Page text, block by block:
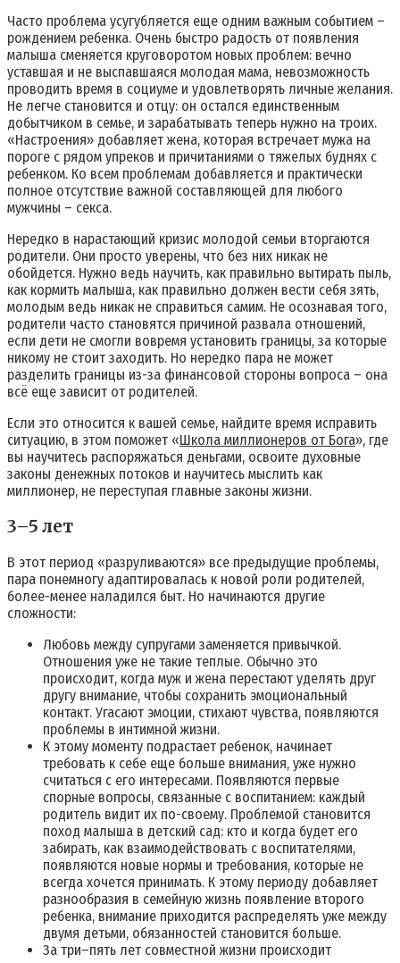
Часто проблема усугубляется еще одним важным событием –
рождением ребенка. Очень быстро радость от появления
малыша сменяется круговоротом новых проблем: вечно
уставшая и не выспавшаяся молодая мама, невозможность
проводить время в социуме и удовлетворять личные желания.
Не легче становится и отцу: он остался единственным
добытчиком в семье, и зарабатывать теперь нужно на троих.
«Настроения» добавляет жена, которая встречает мужа на
пороге с рядом упреков и причитаниями о тяжелых буднях с
ребенком. Ко всем проблемам добавляется и практически
полное отсутствие важной составляющей для любого
мужчины – секса.
Нередко в нарастающий кризис молодой семьи вторгаются
родители. Они просто уверены, что без них никак не
обойдется. Нужно ведь научить, как правильно вытирать пыль,
как кормить малыша, как правильно должен вести себя зять,
молодым ведь никак не справиться самим. Не осознавая того,
родители часто становятся причиной развала отношений,
если дети не смогли вовремя установить границы, за которые
никому не стоит заходить. Но нередко пара не может
разделить границы из-за финансовой стороны вопроса – она
всё еще зависит от родителей.
Если это относится к вашей семье, найдите время исправить
ситуацию, в этом поможет «Школа миллионеров от Бога», где
вы научитесь распоряжаться деньгами, освоите духовные
законы денежных потоков и научитесь мыслить как
миллионер, не переступая главные законы жизни.
3–5 лет
В этот период «разруливаются» все предыдущие проблемы,
пара понемногу адаптировалась к новой роли родителей,
более-менее наладился быт. Но начинаются другие
сложности:
Любовь между супругами заменяется привычкой.
Отношения уже не такие теплые. Обычно это
происходит, когда муж и жена перестают уделять друг
другу внимание, чтобы сохранить эмоциональный
контакт. Угасают эмоции, стихают чувства, появляются
проблемы в интимной жизни.
К этому моменту подрастает ребенок, начинает
требовать к себе еще больше внимания, уже нужно
считаться с его интересами. Появляются первые
спорные вопросы, связанные с воспитанием: каждый
родитель видит их по-своему. Проблемой становится
поход малыша в детский сад: кто и когда будет его
забирать, как взаимодействовать с воспитателями,
появляются новые нормы и требования, которые не
всегда хочется принимать. К этому периоду добавляет
разнообразия в семейную жизнь появление второго
ребенка, внимание приходится распределять уже между
двумя детьми, обязанностей становится больше.
За три–пять лет совместной жизни происходит